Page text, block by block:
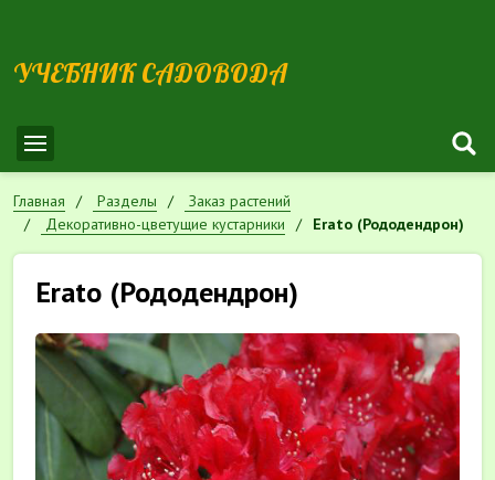
УЧЕБНИК САДОВОДА
Главная Разделы
Заказ растений
Декоративно-цветущие кустарники
Erato (Рододендрон)
Erato (Рододендрон)